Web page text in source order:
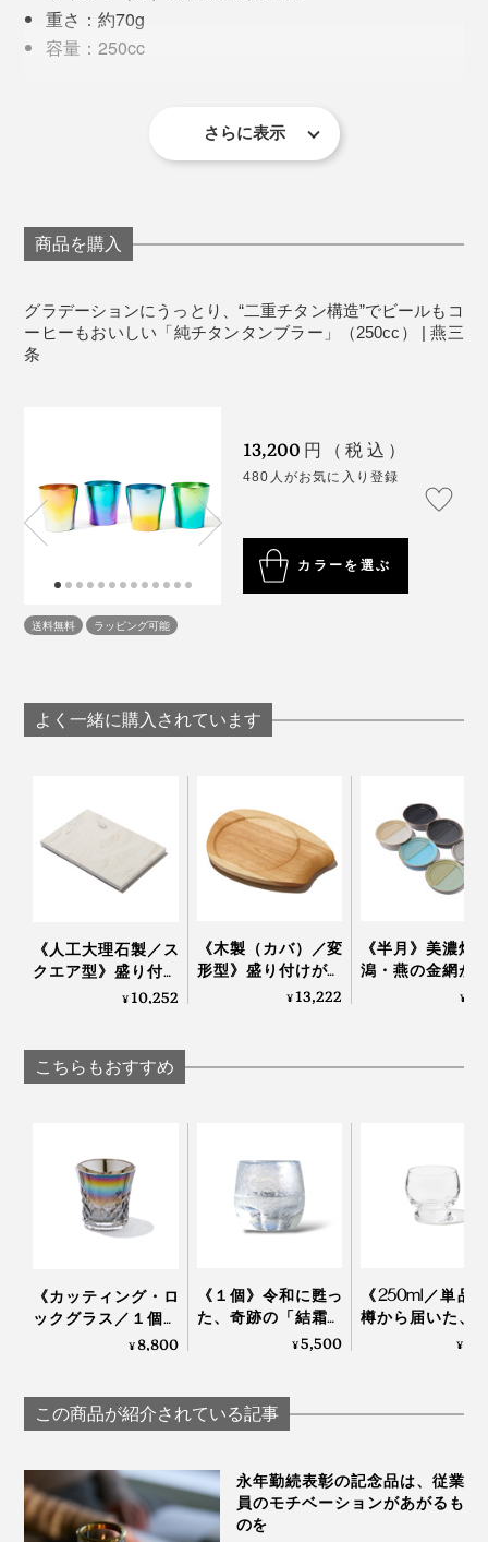
写真上 左から「月」「空」、写真下 左から「森」「海」
「10年後の愛着ある地球を守りたい」という思いから、
使うたびに、自然の美しさを感じられる色をタンブラー
に再現しました。
月
黄金色にやさしく光る月と、まれに見える幻想的な赤い
空
をイメージしました。
ビール好きな方なら、ぜひこのチタンタンブラーで、キ
ンキンに冷えたビールを味わってもらいたいです！
写真 左「月」、右「海」
紋や汚れがつきにくいつくりです。軽量で強く、しかも
錆びない。
のもうれしいポイント。
チタンはアレルギーフリーのやさしい素材だから、赤ち
けます。
「光抗菌作用」もあるので、太陽・蛍光灯の当たる場所
重さ：約70g
容量：250cc
さらに表示
商品を購入
グラデーションにうっとり、“二重チタン構造”でビールもコ
ーヒーもおいしい「純チタンタンブラー」（250cc） | 燕三
条
送料無料 ラッピング可能
13,200 円（税込）
480人がお気に入り登録
カラーを選ぶ
よく一緒に購入されています
《人工大理石製／ス
クエア型》盛り付け
が見違えて、会話が
¥10,252
《木製（カバ）／変
形型》盛り付けが見
違えて、会話が弾む
¥13,222
《半月》美濃焼
潟・燕の金網が
した、網付きプ
¥
こちらもおすすめ
《カッティング・ロ
ックグラス／１個》
オーロラの光彩で眼
す、「純チタン」コ
ーティンググラス｜
ス
¥8,800
《１個》令和に甦っ
た、奇跡の「結霜グ
ラス」｜結霜月華
¥5,500
《250ml／単品
樽から届いた、
らず、深く味わ
¥
この商品が紹介されている記事
永年勤続表彰の記念品は、従業
員のモチベーションがあがるも
のを